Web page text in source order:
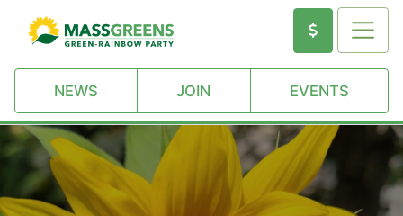
NEWS JOIN EVENTS